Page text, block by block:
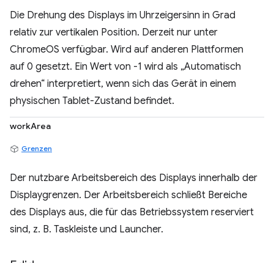
Die Drehung des Displays im Uhrzeigersinn in Grad
relativ zur vertikalen Position. Derzeit nur unter
ChromeOS verfügbar. Wird auf anderen Plattformen
auf 0 gesetzt. Ein Wert von -1 wird als „Automatisch
drehen“ interpretiert, wenn sich das Gerät in einem
physischen Tablet-Zustand befindet.
workArea
Grenzen
Der nutzbare Arbeitsbereich des Displays innerhalb der
Displaygrenzen. Der Arbeitsbereich schließt Bereiche
des Displays aus, die für das Betriebssystem reserviert
sind, z. B. Taskleiste und Launcher.